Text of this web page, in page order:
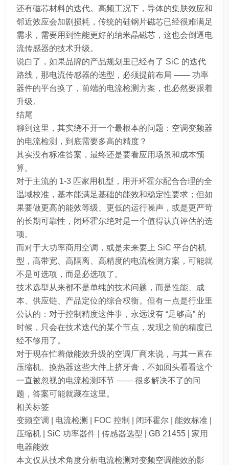
还有磁芯材料的迭代。高频工况下，导体的集肤效应和
邻近效应会加剧损耗，传统的硅钢片磁芯已经很难满足
需求，需要用到性能更好的纳米晶磁芯，这也会倒逼电
流传感器的技术升级。
说白了，如果品牌的产品规划里已经有了 SiC 的迭代
路线，那电流传感器的选型，必须提前布局 —— 功率
器件的平台换了，前端的电流检测方案，也必然要跟着
升级。
结尾
聊到这里，其实绕不开一个最根本的问题：空调变频器
的电流检测，到底需要多高的精度？
其实没有标准答案，最终还是要看应用场景和成本预
算。
对于主流的 1-3 匹家用机型，用开环霍尔配合合理的全
温域校准，基本能满足基础的能效和稳定性要求；但如
果要做更高的能效等级、更低的运行噪声，或是更严苛
的长期可靠性，闭环霍尔绝对是一个值得认真评估的选
项。
而对于大功率商用空调，或是未来要上 SiC 平台的机
型，高带宽、高隔离、高精度的电流检测方案，可能就
不是可选项，而是必选项了。
技术选型从来都不是单纯的技术问题，而是性能、成
本、供应链、产品定位的综合权衡。但有一点是行业里
公认的：对于控制精度这件事，永远没有 “足够高” 的
时候，只会在技术迭代的某个节点，发现之前的精度已
经不够用了。
对于现在忙着做能效升级的空调厂商来说，与其一直在
压缩机、换热器这些大件上挤牙膏，不如回头看看这个
一直被忽视的电流检测环节 —— 很多解决不了的问
题，答案可能就藏在这里。
相关标签
变频空调 | 电流检测 | FOC 控制 | 闭环霍尔 | 能效标准 |
压缩机 | SiC 功率器件 | 传感器选型 | GB 21455 | 家用
电器能效
本文仅从技术角度分析电流检测对变频空调能效的影